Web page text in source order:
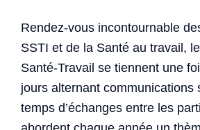
Rendez-vous incontournable
SSTI et de la Santé au travail,
Santé-Travail se tiennent une
jours alternant communications
temps d’échanges entre les